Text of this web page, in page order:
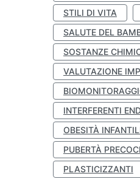
STILI DI VITA
SALUTE DEL
SOSTANZE
VALUTAZIONE
INTERFERENTI
OBESITÀ
PUBERTÀ
PLASTICIZZANTI